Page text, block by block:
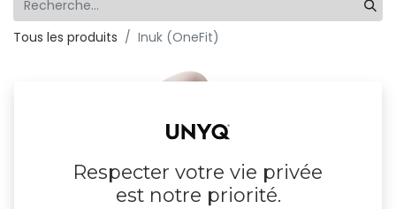
Tous les produits Inuk (OneFit)
Respecter votre vie privée
est notre priorité.